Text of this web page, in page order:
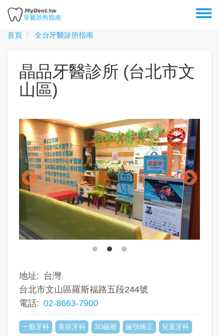
移
主首頁 全台牙醫診所指南
晶品牙醫診所 (台北市文
山區)
地址
台灣
台北市文山區羅斯福路五段244號
電話
02-8663-7900
一般牙科 美容牙科 3D齒雕 齒顎矯正 兒童牙科